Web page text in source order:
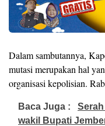
Dalam sambutannya,
mutasi merupakan hal
organisasi kepolisian.
Baca Juga :
wakil Bupati